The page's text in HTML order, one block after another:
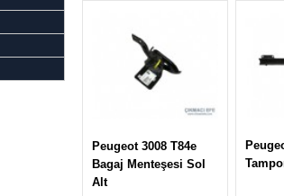
Peugeot 3008 T84e
Bagaj Menteşesi Sol
Alt